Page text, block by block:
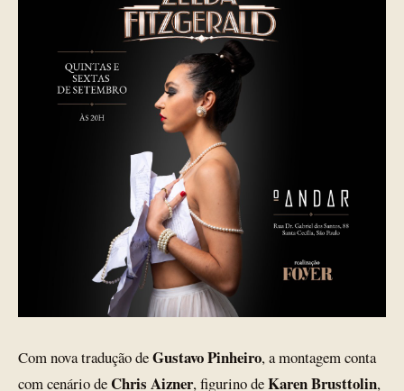
Com nova tradução deGustavo Pinheiro, a montagem conta
com cenário deChris Aizner, figurino deKaren Brusttolin,